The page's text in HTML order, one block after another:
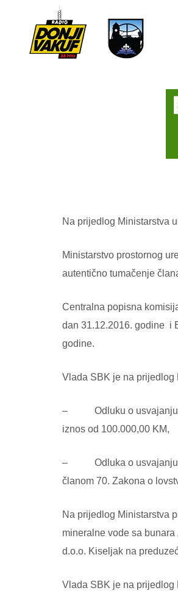
Na prijedlog Ministarstva
Ministarstvo prostornog
autentično tumačenje
Centralna popisna
dan 31.12.2016. godine i
godine.
Vlada SBK je na prijedlog
– Odluku o usvajanju
iznos od 100.000,00 KM,
– Odluka o usvajanju
članom 70. Zakona o
Na prijedlog Ministarstva
mineralne vode sa
d.o.o. Kiseljak na
Vlada SBK je na prijedlog